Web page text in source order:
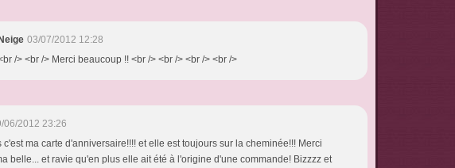
Neige 03/07/2012 12:28
/> <br /> Merci beaucoup !! <br /> <br /> <br /> <br />
06/2012 23:26
c'est ma carte d'anniversaire!!!! et elle est toujours sur la cheminée!!! Merci
belle... et ravie qu'en plus elle ait été à l'origine d'une commande! Bizzzz et